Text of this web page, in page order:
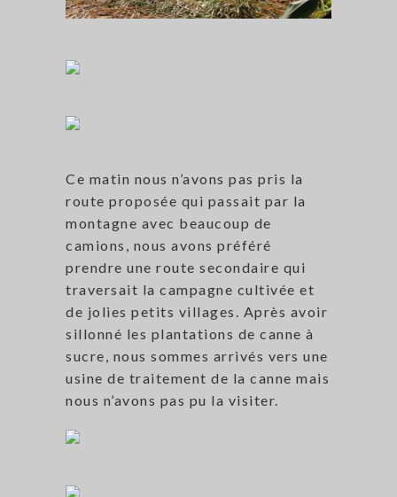
Ce matin nous n’avons pas pris la
route proposée qui passait par la
montagne avec beaucoup de
camions, nous avons préféré
prendre une route secondaire qui
traversait la campagne cultivée et
de jolies petits villages. Après avoir
sillonné les plantations de canne à
sucre, nous sommes arrivés vers une
usine de traitement de la canne mais
nous n’avons pas pu la visiter.